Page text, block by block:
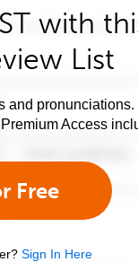
with
List
and
Access
Free
Sign In Here